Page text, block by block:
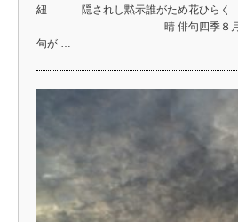
紐 隠されし黙示誰がため花ひらく
晴 俳句四季８月号で、
句が …